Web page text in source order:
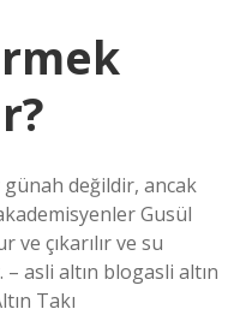
değildir, ancak
Gusül
çıkarılır ve su
asli altın blogasli altın
Takı